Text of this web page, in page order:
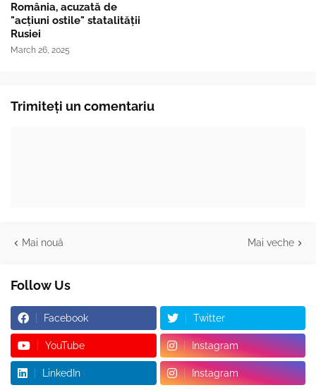
România, acuzată de
"acțiuni ostile" statalității
Rusiei
March 26, 2025
Trimiteți un comentariu
Mai nouă Mai veche
Follow Us
Facebook Twitter
YouTube Instagram
LinkedIn Instagram